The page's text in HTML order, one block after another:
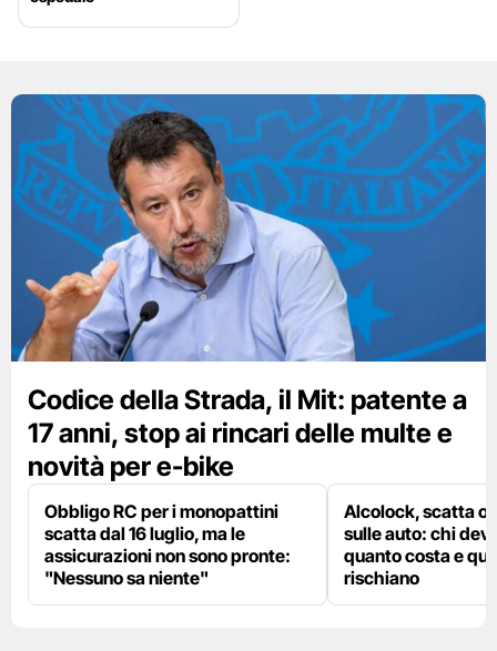
Codice della Strada, il Mit: patente a
17 anni, stop ai rincari delle multe e
novità per e-bike
Obbligo RC per i monopattini
scatta dal 16 luglio, ma le
assicurazioni non sono pronte:
"Nessuno sa niente"
Alcolock, scatta
sulle auto: chi
quanto costa e
rischiano